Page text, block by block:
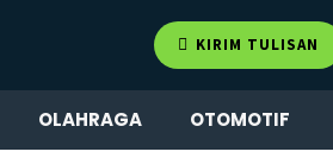
KIRIM TULISAN
OLAHRAGA OTOMOTIF